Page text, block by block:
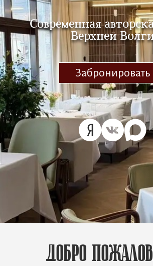
Современная
Верхней
Забронировать
Добро